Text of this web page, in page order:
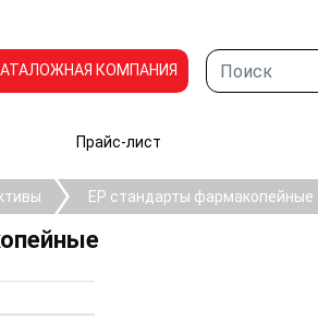
КОМПАНИЯ
Прайс-лист
EP стандарты фармакопейные